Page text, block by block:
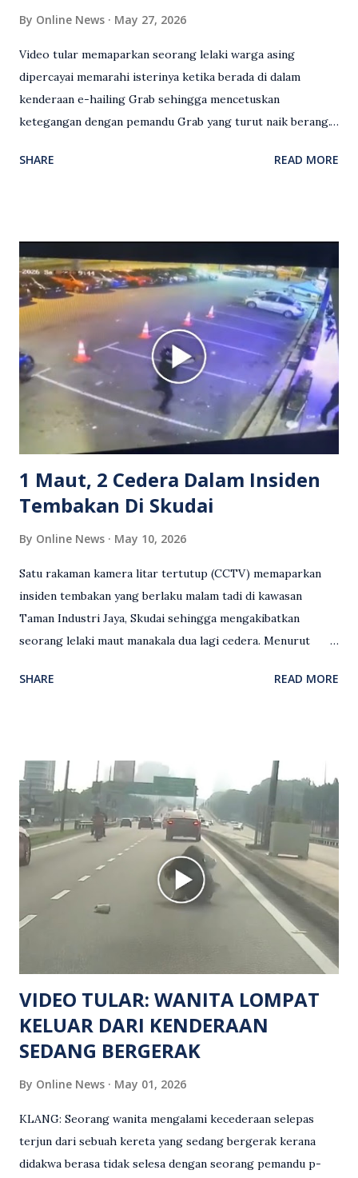
By Online News May 27, 2026
Video tular memaparkan seorang lelaki warga asing
dipercayai memarahi isterinya ketika berada di dalam
kenderaan e-hailing Grab sehingga mencetuskan
ketegangan dengan pemandu Grab yang turut naik berang.
antara seorang lelaki warga asing dengan pemandu Grab
Grab bertindak mempertahankan wanita terbabit sebelum
berlaku pertikaman lidah antara kedua-dua pihak. Video
berkenaan kini tular di media sosial dan mendapat pelbagai
reaksi orang ramai. Antara komen orang awam yang tular di
media sosial mengenai insiden tersebut ialah ramai yang
meluahkan rasa marah terhadap tindakan lelaki berkenaan
serta memuji pemandu Grab kerana campur tangan.
Sebahagian netizen turut meminta pihak berkuasa
mengambil tindakan tegas, manakala ada yang bersimpati
terhadap wanita dipercayai menjadi mangs...
SHARE READ MORE
1 Maut, 2 Cedera Dalam Insiden
Tembakan Di Skudai
By Online News May 10, 2026
Satu rakaman kamera litar tertutup (CCTV) memaparkan
insiden tembakan yang berlaku malam tadi di kawasan
Taman Industri Jaya, Skudai sehingga mengakibatkan
seorang lelaki maut manakala dua lagi cedera. Menurut
kejadian berlaku sekitar jam 11 malam dan pihak polis
hiburan di kawasan berkenaan. Seorang mangsa disahkan
meninggal dunia di lokasi kejadian akibat terkena tembakan,
manakala seorang lagi mangsa mengalami kecederaan.
Turut dipercayai terdapat seorang lagi individu cedera
namun identitinya masih belum dikenal pasti selepas dibawa
keluar dari lokasi oleh kenalannya. Polis kini sedang giat
mengesan dua suspek yang masih bebas bagi membantu
siasatan lanjut. Kes disiasat mengikut Seksyen 302 Kanun
Keseksaan kerana membunuh. Orang ramai yang mempunyai
maklumat diminta t...
SHARE READ MORE
VIDEO TULAR: WANITA LOMPAT
KELUAR DARI KENDERAAN
SEDANG BERGERAK
By Online News May 01, 2026
KLANG: Seorang wanita mengalami kecederaan selepas
terjun dari sebuah kereta yang sedang bergerak kerana
didakwa berasa tidak selesa dengan seorang pemandu p-